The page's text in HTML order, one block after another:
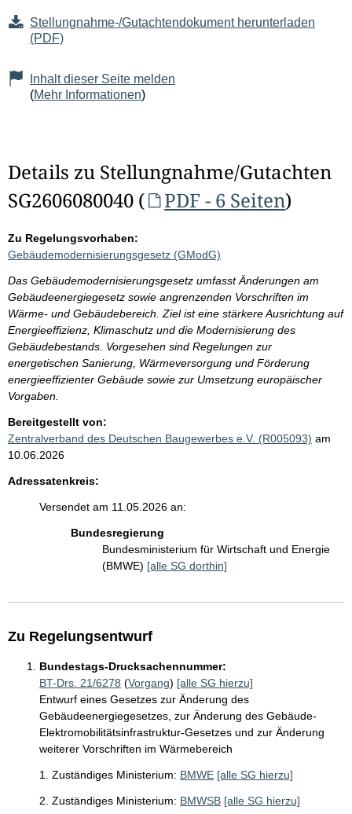
Stellungnahme-/Gutachtendokument herunterladen
(PDF)
Inhalt dieser Seite melden
(Mehr Informationen)
Details zu Stellungnahme/Gutachten
SG2606080040 (
PDF - 6 Seiten)
Zu Regelungsvorhaben:
Gebäudemodernisierungsgesetz (GModG)
Das Gebäudemodernisierungsgesetz umfasst Änderungen am
Gebäudeenergiegesetz sowie angrenzenden Vorschriften im
Wärme- und Gebäudebereich. Ziel ist eine stärkere Ausrichtung auf
Energieeffizienz, Klimaschutz und die Modernisierung des
Gebäudebestands. Vorgesehen sind Regelungen zur
energetischen Sanierung, Wärmeversorgung und Förderung
energieeffizienter Gebäude sowie zur Umsetzung europäischer
Vorgaben.
Bereitgestellt von:
Zentralverband des Deutschen Baugewerbes e.V. (R005093) am
10.06.2026
Adressatenkreis:
Versendet am 11.05.2026 an:
Bundesregierung
Bundesministerium für Wirtschaft und Energie
(BMWE) [alle SG dorthin]
Zu Regelungsentwurf
Bundestags-Drucksachennummer:
BT-Drs. 21/6278 (Vorgang) [alle SG hierzu]
Entwurf eines Gesetzes zur Änderung des
Gebäudeenergiegesetzes, zur Änderung des Gebäude-
Elektromobilitätsinfrastruktur-Gesetzes und zur Änderung
weiterer Vorschriften im Wärmebereich
1. Zuständiges Ministerium: BMWE [alle SG hierzu]
2. Zuständiges Ministerium: BMWSB [alle SG hierzu]